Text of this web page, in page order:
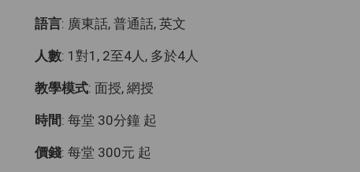
語言: 廣東話, 普通話, 英文
人數: 1對1, 2至4人, 多於4人
教學模式: 面授, 網授
時間: 每堂 30分鐘 起
價錢: 每堂 300元 起